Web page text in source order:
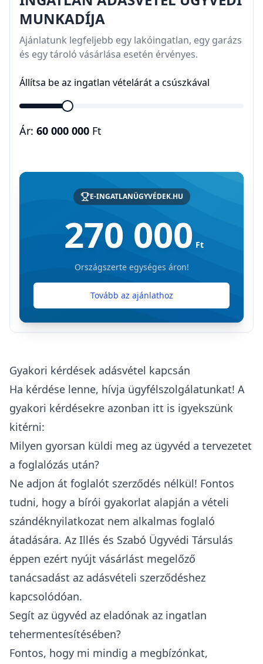
MUNKADÍJA
Ajánlatunk legfeljebb egy lakóingatlan, egy garázs
és egy tároló vásárlása esetén érvényes.
Állítsa be az ingatlan vételárát a csúszkával
Ár: 60 000 000 Ft
E-INGATLANÜGYVÉDEK.HU
270 000 Ft
Országszerte egységes áron!
Tovább az ajánlathoz
Gyakori kérdések adásvétel kapcsán
Ha kérdése lenne, hívja ügyfélszolgálatunkat! A
gyakori kérdésekre azonban itt is igyekszünk
kitérni:
Milyen gyorsan küldi meg az ügyvéd a tervezetet
a foglalózás után?
Ne adjon át foglalót szerződés nélkül! Fontos
tudni, hogy a bírói gyakorlat alapján a vételi
szándéknyilatkozat nem alkalmas foglaló
átadására. Az Illés és Szabó Ügyvédi Társulás
éppen ezért nyújt vásárlást megelőző
tanácsadást az adásvételi szerződéshez
kapcsolódóan.
Segít az ügyvéd az eladónak az ingatlan
tehermentesítésében?
Fontos, hogy mi mindig a megbízónkat,